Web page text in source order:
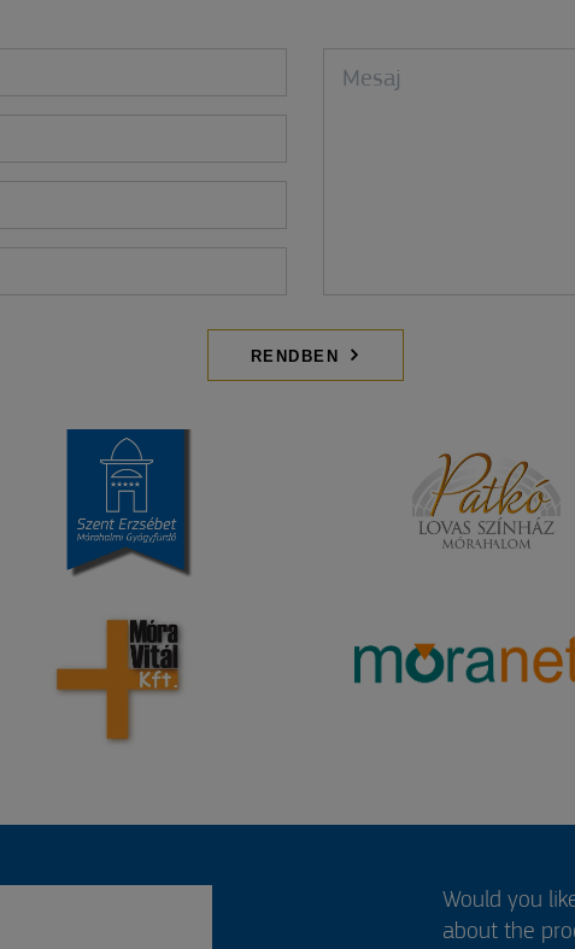
RENDBEN
Would you
about the